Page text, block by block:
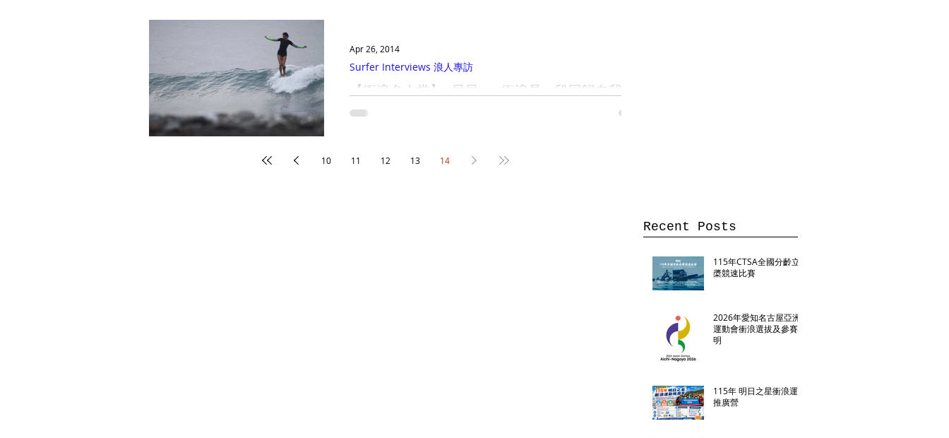
【衝浪名人堂】 貝貝 – 衝浪是一段回歸自我的
旅程
悅、在浪上挑戰完美動作的成就讓Surfer們心甘情願的當「傻子」。 「衝浪對
Surfer Interviews 浪人專訪
Apr 26, 2014
10 11 12 13 14
Recent Posts
115年CTSA全國分齡立
槳競速比賽
2026年愛知名古屋亞洲
運動會衝浪選拔及參賽聲
明
115年 明日之星衝浪運動
推廣營